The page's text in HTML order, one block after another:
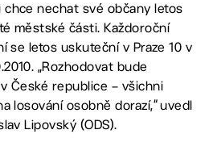
nechat své občany letos
městské části. Každoroční
se letos uskuteční v Praze 10 v
„Rozhodovat bude
České republice – všichni
losování osobně dorazí,“ uvedl
Lipovský (ODS).